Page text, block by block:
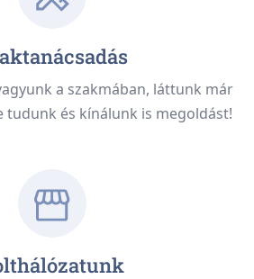
a szakmában, láttunk már
és kínálunk is megoldást!